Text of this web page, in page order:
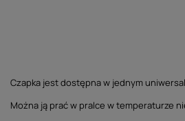
Czapka jest dostępna w jednym
Można ją prać w pralce w temperaturze